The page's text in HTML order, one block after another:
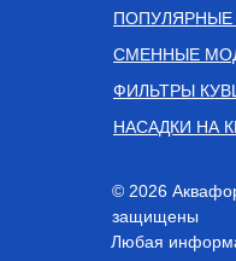
© 2026
защищены
СМЕННЫЕ
ФИЛЬТРЫ
НАСАДКИ НА
Любая